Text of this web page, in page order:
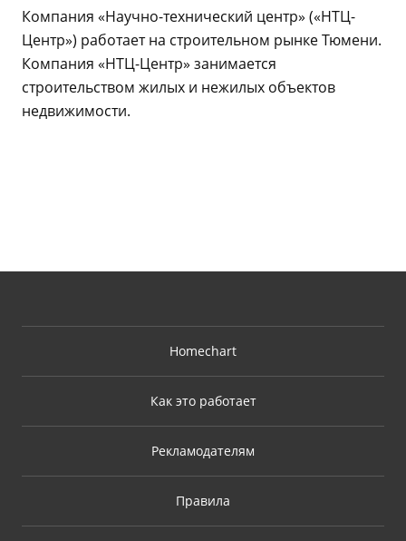
Компания «Научно-технический центр» («НТЦ-
Центр») работает на строительном рынке Тюмени.
Компания «НТЦ-Центр» занимается
строительством жилых и нежилых объектов
недвижимости.
Homechart
Как это работает
Рекламодателям
Правила